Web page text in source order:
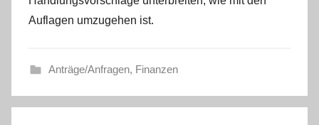
Auflagen umzugehen ist.
Anträge/Anfragen, Finanzen